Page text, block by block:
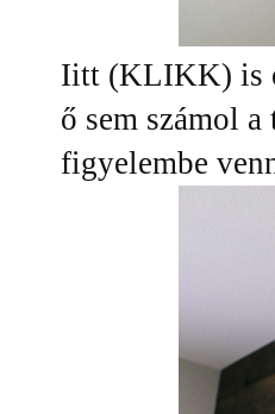
Iitt (KLIKK) is
ő sem számol
figyelembe